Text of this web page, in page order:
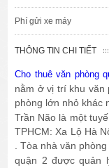
Phí gửi xe máy
THÔNG TIN CHI TIẾT
Cho thuê văn phòng
nằm ở vị trí khu văn
phòng lớn nhỏ khác
Trần Não là một
TPHCM: Xa Lộ Hà
. Tòa nhà văn
quận 2 được quản